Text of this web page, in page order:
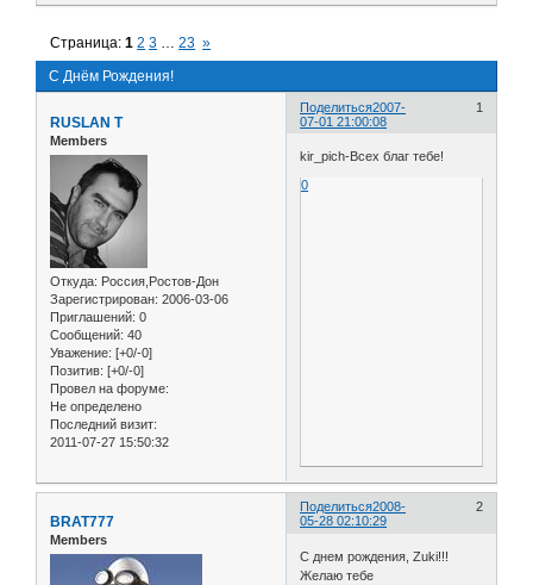
С Днём Рождения!
Страница:1 2 3 … 23 »
Поделиться 1
2007-
07-01 21:00:08
RUSLAN T
Members
Откуда: Россия,Ростов-Дон
Зарегистрирован: 2006-03-06
Приглашений: 0
Сообщений: 40
Уважение: [+0/-0]
Позитив: [+0/-0]
Провел на форуме:
Не определено
Последний визит:
2011-07-27 15:50:32
kir_pich-Всех благ тебе!
0
Поделиться 2
2008-
05-28 02:10:29
BRAT777
Members
С днем рождения, Zuki!!!
Желаю тебе